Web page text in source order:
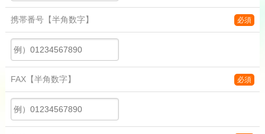
必須
携帯番号【半角数字】
必須
FAX【半角数字】